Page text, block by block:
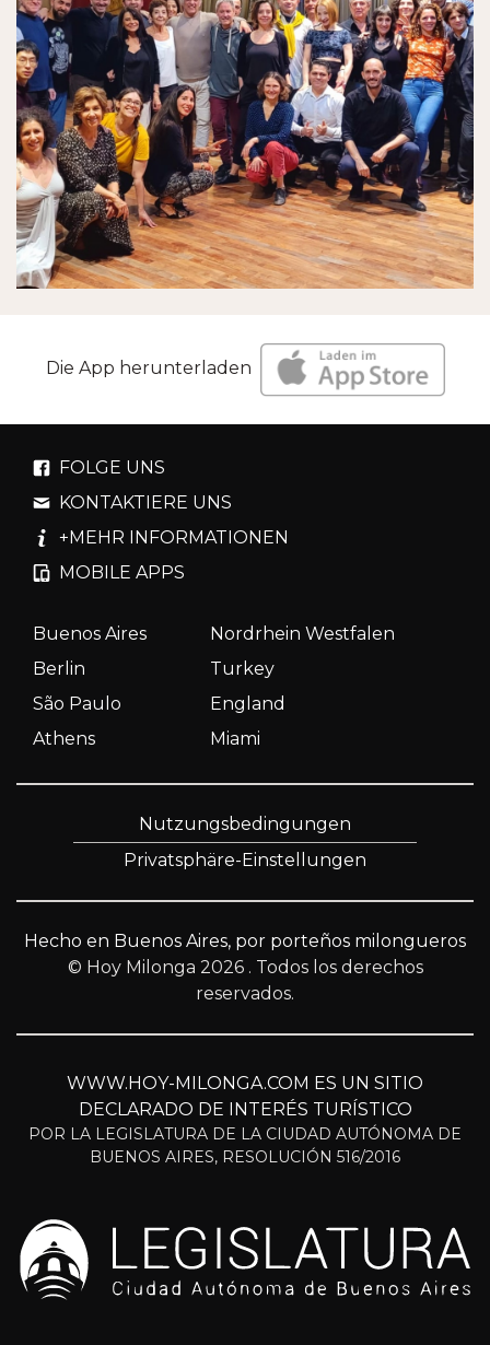
Die App herunterladen
FOLGE UNS
KONTAKTIERE UNS
+MEHR INFORMATIONEN
MOBILE APPS
Buenos Aires
Nordrhein Westfalen
Berlin
Turkey
São Paulo
England
Athens
Miami
Nutzungsbedingungen
Privatsphäre-Einstellungen
Hecho en Buenos Aires, por porteños milongueros
© Hoy Milonga 2026 . Todos los derechos
reservados.
WWW.HOY-MILONGA.COM ES UN SITIO
DECLARADO DE INTERÉS TURÍSTICO
POR LA LEGISLATURA DE LA CIUDAD AUTÓNOMA DE
BUENOS AIRES, RESOLUCIÓN 516/2016